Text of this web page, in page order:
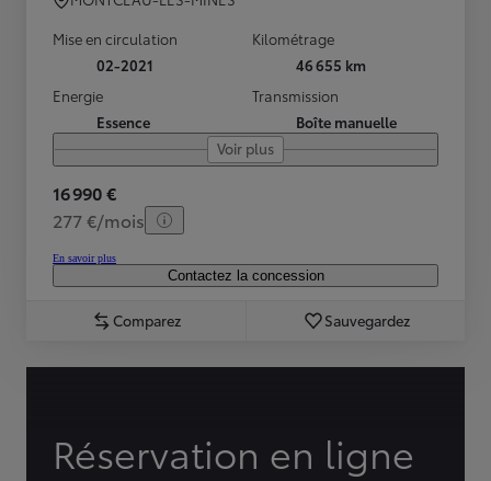
Mise en circulation
02-2021
Kilométrage
46 655 km
Energie
Essence
Transmission
Boîte manuelle
Voir plus
16 990 €
277 €/mois
En savoir plus
Contactez la concession
Comparez Sauvegardez
Réservation en ligne